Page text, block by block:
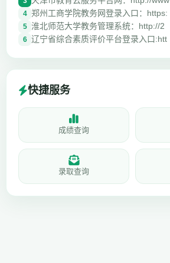
4 郑州工商学院教务网登录入口：https:
5 淮北师范大学教务管理系统：http://2
6 辽宁省综合素质评价平台登录入口:htt
快捷服务
成绩查询
录取查询